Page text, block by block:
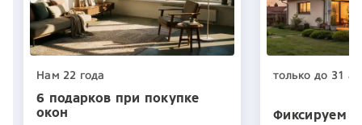
Нам 22 года
6 подарков при покупке
окон
только до 31
Фиксируем